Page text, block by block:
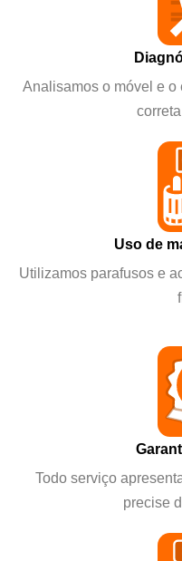
Analisamos o móvel e o
Uso de
Utilizamos parafusos e
Todo serviço
precise